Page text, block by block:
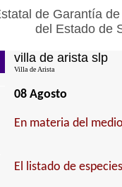
de Garantía
del Estado de
villa de arista slp
Villa de Arista
08 Agosto
En materia del
El listado de